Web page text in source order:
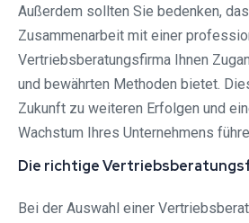
Außerdem sollten Sie bedenken,
Zusammenarbeit mit einer
Vertriebsberatungsfirma Ihnen
und bewährten Methoden bietet.
Zukunft zu weiteren Erfolgen und
Wachstum Ihres Unternehmens
Die richtige
Bei der Auswahl einer